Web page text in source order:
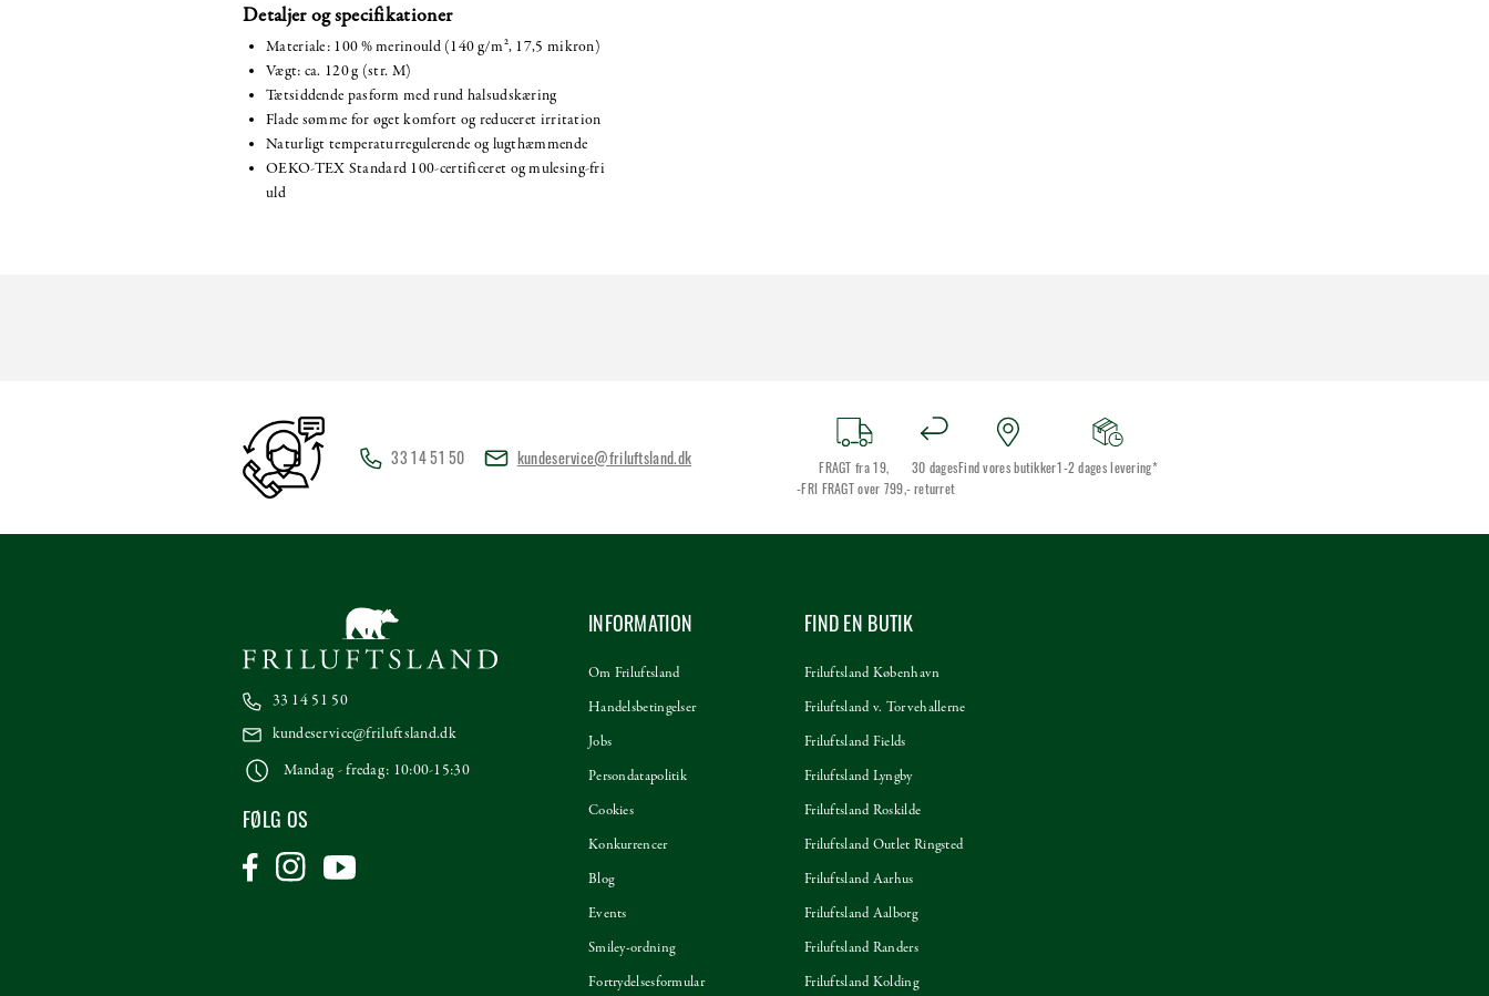
Detaljer og specifikationer
Materiale: 100 % merinould (140 g/m², 17,5 mikron)
Vægt: ca. 120 g (str. M)
Tætsiddende pasform med rund halsudskæring
Flade sømme for øget komfort og reduceret irritation
Naturligt temperaturregulerende og lugthæmmende
OEKO-TEX Standard 100-certificeret og mulesing-fri
uld
33 14 51 50 kundeservice@friluftsland.dk
FRAGT fra 19,
-FRI FRAGT over 799,-
30 dages
returret
Find vores butikker1-2 dages levering*
33 14 51 50
kundeservice@friluftsland.dk
Mandag - fredag: 10:00-15:30
FØLG OS
INFORMATION
Om Friluftsland
Handelsbetingelser
Jobs
Persondatapolitik
Cookies
Konkurrencer
Blog
Events
Smiley-ordning
Fortrydelsesformular
FIND EN BUTIK
Friluftsland København
Friluftsland v. Torvehallerne
Friluftsland Fields
Friluftsland Lyngby
Friluftsland Roskilde
Friluftsland Outlet Ringsted
Friluftsland Aarhus
Friluftsland Aalborg
Friluftsland Randers
Friluftsland Kolding